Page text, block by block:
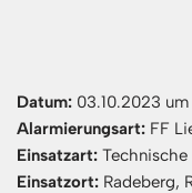
Datum: 03.10.2023 um
Alarmierungsart: FF
Einsatzart:
Einsatzort: Radeberg,